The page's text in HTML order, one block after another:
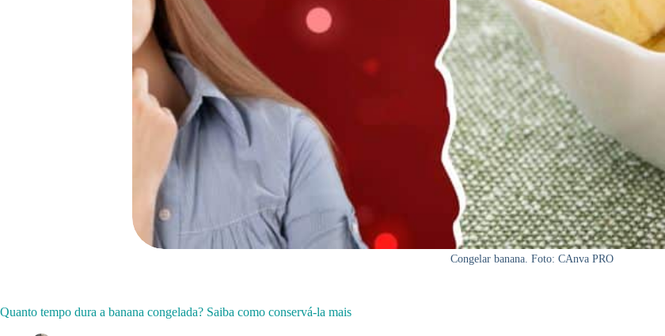
Congelar banana. Foto: CAnva PRO
Quanto tempo dura a banana congelada? Saiba como conservá-la mais